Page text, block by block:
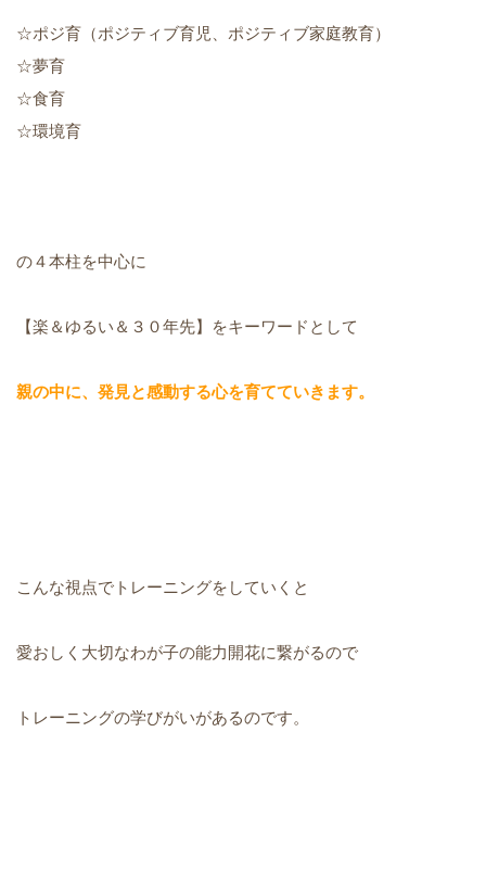
☆ポジ育（ポジティブ育児、ポジティブ家庭教育）
☆夢育
☆食育
☆環境育
の４本柱を中心に
【楽＆ゆるい＆３０年先】をキーワードとして
親の中に、発見と感動する心を育てていきます。
こんな視点でトレーニングをしていくと
愛おしく大切なわが子の能力開花に繋がるので
トレーニングの学びがいがあるのです。